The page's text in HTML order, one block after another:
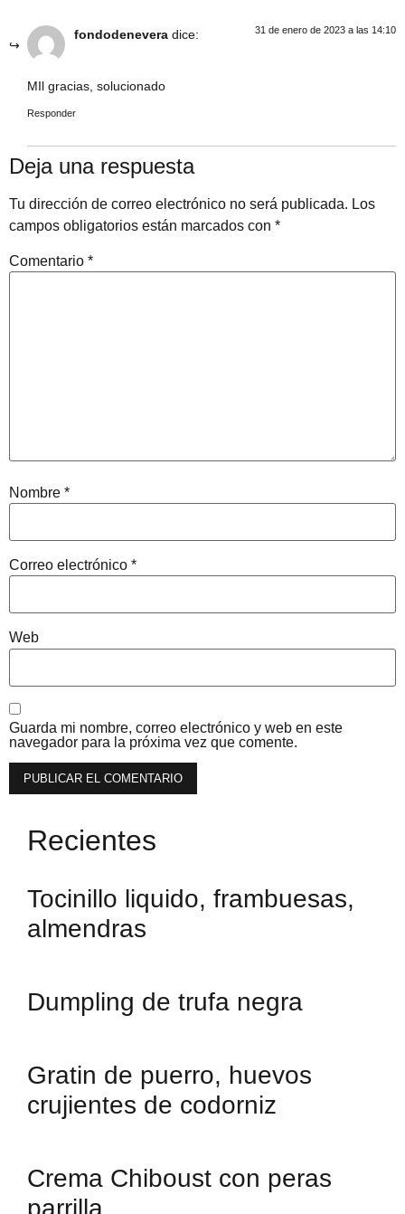
fondodenevera dice: 31 de enero de 2023 a las 14:10
MIl gracias, solucionado
Responder
Deja una respuesta
Tu dirección de correo electrónico no será publicada. Los
campos obligatorios están marcados con *
Comentario *
Nombre *
Correo electrónico *
Web
Guarda mi nombre, correo electrónico y web en este
navegador para la próxima vez que comente.
Recientes
Tocinillo liquido, frambuesas,
almendras
Dumpling de trufa negra
Gratin de puerro, huevos
crujientes de codorniz
Crema Chiboust con peras
parrilla